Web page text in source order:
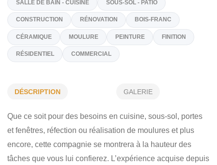
Sur Demande
j.pierre.b@videotron.ca
https://www.constructionjeanpierrebouchardinc.com
SALLE DE BAIN - CUISINE SOUS-SOL - PATIO
CÉRAMIQUE MOULURE PEINTURE ​FINITION
RÉSIDENTIEL ​COMMERCIAL
DÉSCRIPTION GALERIE
Que ce soit pour des besoins en cuisine, sous-sol, portes
et fenêtres, réfection ou réalisation de moulures et plus
encore, cette compagnie se montrera à la hauteur des
tâches que vous lui confierez. L’expérience acquise depuis